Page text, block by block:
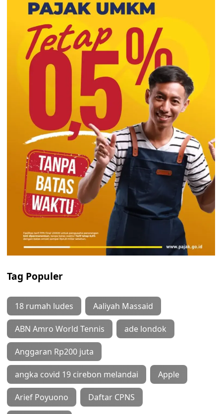
Tag Populer
18 rumah ludes Aaliyah Massaid
ABN Amro World Tennis ade londok
Anggaran Rp200 juta
angka covid 19 cirebon melandai Apple
Arief Poyuono Daftar CPNS